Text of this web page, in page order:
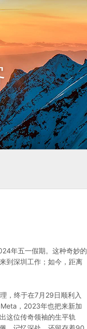
年五一假期。这种奇妙的
到深圳工作；如今，距离
，终于在7月29日顺利入
，2023年也把来新加
这位传奇领袖的生平轨